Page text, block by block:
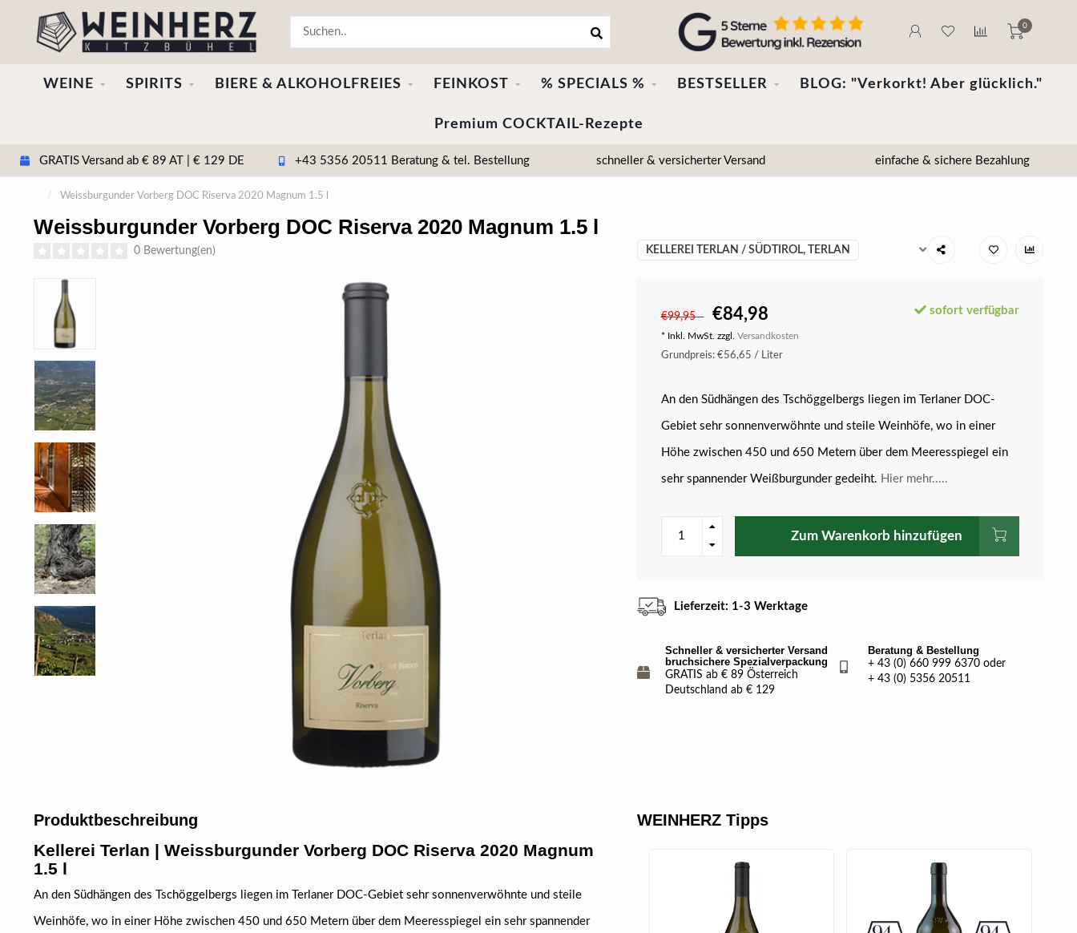
0
WEINE SPIRITS BIERE & ALKOHOLFREIES FEINKOST % SPECIALS % BESTSELLER BLOG: "Verkorkt! Aber glücklich."
Premium COCKTAIL-Rezepte
GRATIS Versand ab € 89 AT | € 129 DE +43 5356 20511 Beratung & tel. Bestellung schneller & versicherter Versand einfache & sichere Bezahlung
/ Weissburgunder Vorberg DOC Riserva 2020 Magnum 1.5 l
Weissburgunder Vorberg DOC Riserva 2020 Magnum 1.5 l
0 Bewertung(en) KELLEREI TERLAN / SÜDTIROL, TERLAN
€99,95 €84,98
* Inkl. MwSt. zzgl. Versandkosten
sofort verfügbar
Grundpreis: €56,65 / Liter
An den Südhängen des Tschöggelbergs liegen im Terlaner DOC-
Gebiet sehr sonnenverwöhnte und steile Weinhöfe, wo in einer
Höhe zwischen 450 und 650 Metern über dem Meeresspiegel ein
sehr spannender Weißburgunder gedeiht. Hier mehr.....
Zum Warenkorb hinzufügen
Lieferzeit: 1-3 Werktage
Schneller & versicherter Versand
bruchsichere Spezialverpackung
GRATIS ab € 89 Österreich
Deutschland ab € 129
Beratung & Bestellung
+ 43 (0) 660 999 6370 oder
+ 43 (0) 5356 20511
Produktbeschreibung
Kellerei Terlan | Weissburgunder Vorberg DOC Riserva 2020 Magnum
1.5 l
An den Südhängen des Tschöggelbergs liegen im Terlaner DOC-Gebiet sehr sonnenverwöhnte und steile
Weinhöfe, wo in einer Höhe zwischen 450 und 650 Metern über dem Meeresspiegel ein sehr spannender
WEINHERZ Tipps